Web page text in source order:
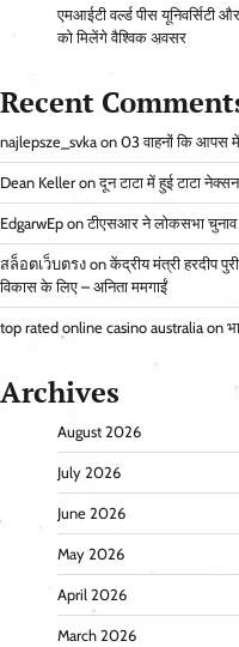
एमआईटी वर्ल्ड पीस यूनिवर्सिटी
को मिलेंगे वैश्विक अवसर
Recent
najlepsze_svka on 03 वाहनों कि आपस
Dean Keller onदून टाटा में हुई टाटा
EdgarwEp onटीएसआर ने लोकसभा चुनाव
สล็อตเว็บตรง onकेंद्रीय मंत्री हरदीप
विकास के लिए – अनिता ममगाईं
top rated online casino australia on
Archives
August 2026
July 2026
June 2026
May 2026
April 2026
March 2026